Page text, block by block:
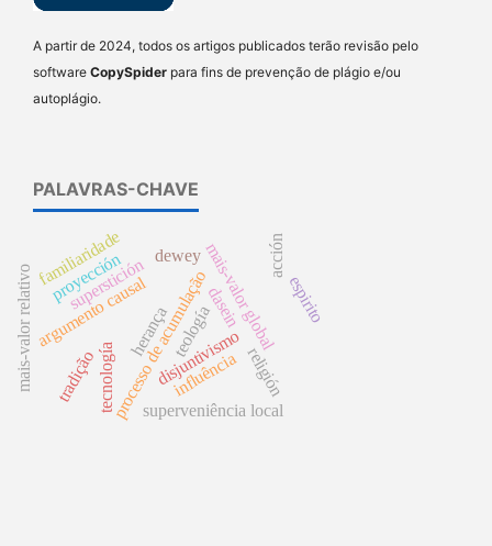
A partir de 2024, todos os artigos publicados terão revisão pelo
software CopySpider para fins de prevenção de plágio e/ou
autoplágio.
PALAVRAS-CHAVE
argumento causal
superstición
proyecciónprocesso de acumulaçãomais-valor global
mais-valor relativo
superveniência local
disjuntivismoreligión
tecnología
dewey
teología
espirito
influência
familiaridade
dasein
herança
tradição
acción